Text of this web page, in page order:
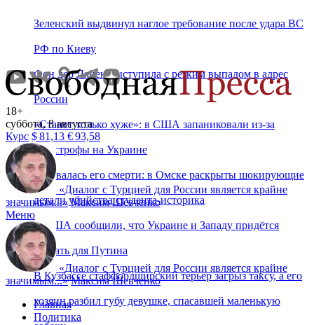
Зеленский выдвинул наглое требование после удара ВС
РФ по Киеву
Фон дер Ляйен выступила с резким выпадом в адрес
России
«Станет только хуже»: в США запаниковали из-за
катастрофы на Украине
Радовалась его смерти: в Омске раскрыты шокирующие
детали убийства студента‑историка
В США сообщили, что Украине и Западу придётся
сделать для Путина
В Кузбассе стаффордширский терьер загрыз таксу, а его
хозяин разбил губу девушке, спасавшей маленькую
18+
суббота, 8 августа
Курс $81,13 €93,58
«Диалог с Турцией для России является крайне
значимым...» Максим Шевченко
Меню
«Диалог с Турцией для России является крайне
значимым...» Максим Шевченко
Главная
Политика